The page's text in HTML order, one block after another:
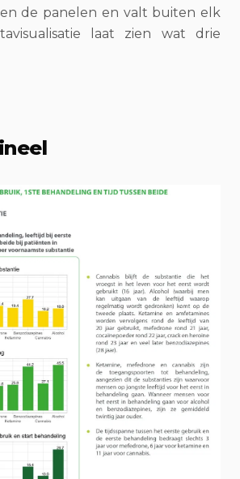
de panelen en valt buiten elk
laat zien wat drie